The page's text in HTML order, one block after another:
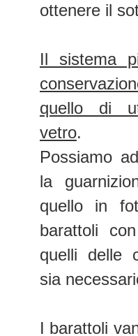
ottenere il
Il sistema
quello di
vetro.
Possiamo
la
quello in
barattoli
quelli delle
sia
I barattoli